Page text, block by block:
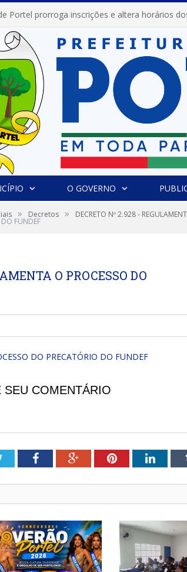
O GOVERNO
» Decretos » DECRETO Nº 2.928 -
FUNDEF
O PROCESSO DO
DO PRECATÓRIO DO FUNDEF
SEU COMENTÁRIO
TwitterFacebookGoogle+Pinterest